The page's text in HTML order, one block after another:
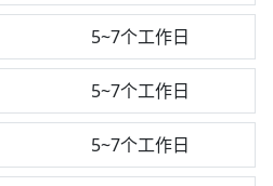
5~7个工作日
5~7个工作日
5~7个工作日